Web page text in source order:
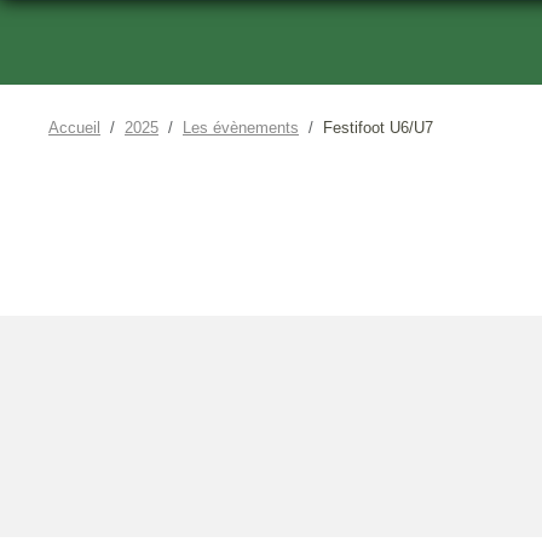
Accueil 2025 Les évènements Festifoot U6/U7